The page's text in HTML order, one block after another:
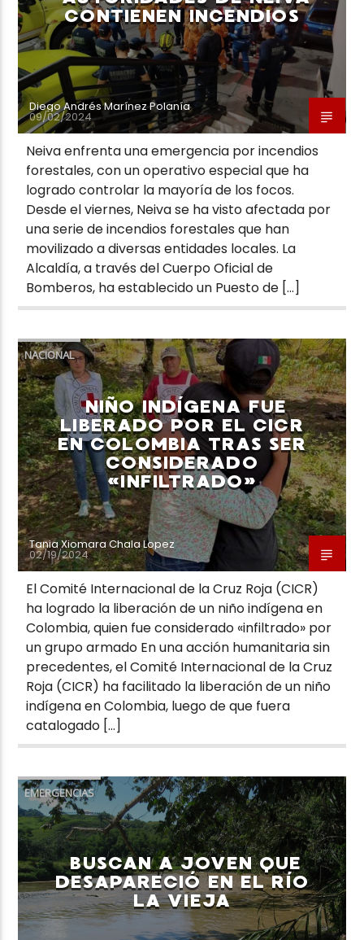
CONTIENEN INCENDIOS
Diego Andrés Marínez Polanía
09/02/2024
Neiva enfrenta una emergencia por incendios
forestales, con un operativo especial que ha
logrado controlar la mayoría de los focos.
Desde el viernes, Neiva se ha visto afectada por
una serie de incendios forestales que han
movilizado a diversas entidades locales. La
Alcaldía, a través del Cuerpo Oficial de
Bomberos, ha establecido un Puesto de […]
NACIONAL
NIÑO INDÍGENA FUE
LIBERADO POR EL CICR
EN COLOMBIA TRAS SER
CONSIDERADO
«INFILTRADO»
Tania Xiomara Chala Lopez
02/19/2024
El Comité Internacional de la Cruz Roja (CICR)
ha logrado la liberación de un niño indígena en
Colombia, quien fue considerado «infiltrado» por
un grupo armado En una acción humanitaria sin
precedentes, el Comité Internacional de la Cruz
Roja (CICR) ha facilitado la liberación de un niño
indígena en Colombia, luego de que fuera
catalogado […]
EMERGENCIAS
BUSCAN A JOVEN QUE
DESAPARECIÓ EN EL RÍO
LA VIEJA